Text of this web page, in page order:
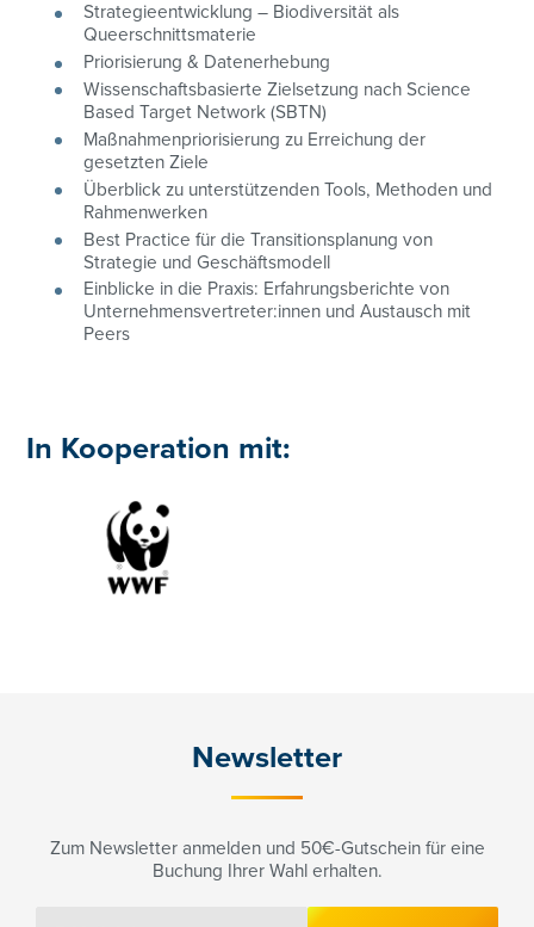
Strategieentwicklung – Biodiversität als
Queerschnittsmaterie
Priorisierung & Datenerhebung
Wissenschaftsbasierte Zielsetzung nach Science
Based Target Network (SBTN)
Maßnahmenpriorisierung zu Erreichung der
gesetzten Ziele
Überblick zu unterstützenden Tools, Methoden und
Rahmenwerken
Best Practice für die Transitionsplanung von
Strategie und Geschäftsmodell
Einblicke in die Praxis: Erfahrungsberichte von
Unternehmensvertreter:innen und Austausch mit
Peers
In Kooperation mit:
Newsletter
Zum Newsletter anmelden und 50€-Gutschein für eine
Buchung Ihrer Wahl erhalten.